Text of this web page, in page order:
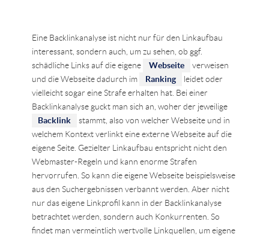
Eine Backlinkanalyse ist nicht nur für den Linkaufbau
interessant, sondern auch, um zu sehen, ob ggf.
schädliche Links auf die eigene
Webseite
verweisen
und die Webseite dadurch im
Ranking
leidet oder
vielleicht sogar eine Strafe erhalten hat. Bei einer
Backlinkanalyse guckt man sich an, woher der jeweilige
Backlink
stammt, also von welcher Webseite und in
welchem Kontext verlinkt eine externe Webseite auf die
eigene Seite. Gezielter Linkaufbau entspricht nicht den
Webmaster-Regeln und kann enorme Strafen
hervorrufen. So kann die eigene Webseite beispielsweise
aus den Suchergebnissen verbannt werden. Aber nicht
nur das eigene Linkprofil kann in der Backlinkanalyse
betrachtet werden, sondern auch Konkurrenten. So
findet man vermeintlich wertvolle Linkquellen, um eigene